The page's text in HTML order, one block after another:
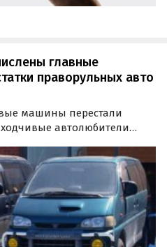
главные
праворульных авто
машины перестали
автолюбители
Японии.